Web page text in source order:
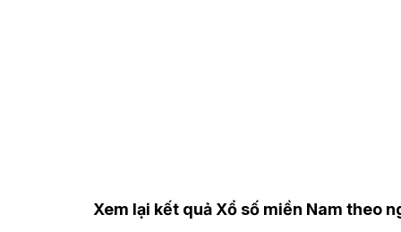
Xem lại kết quả Xổ số miền Nam theo